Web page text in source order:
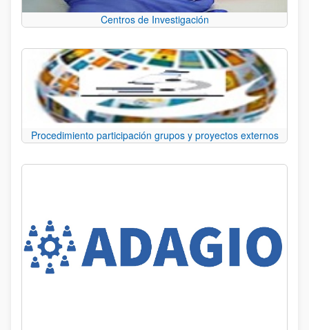
Centros de Investigación
Procedimiento participación grupos y proyectos externos